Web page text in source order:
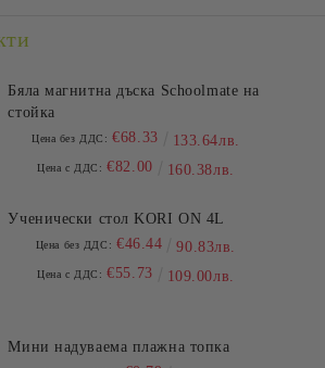
Бяла магнитна дъска Schoolmate на
стойка
Цена без ДДС: €68.33 133.64лв.
Цена с ДДС: €82.00 160.38лв.
Ученически стол KORI ON 4L
Цена без ДДС: €46.44 90.83лв.
Цена с ДДС: €55.73 109.00лв.
Мини надуваема плажна топка